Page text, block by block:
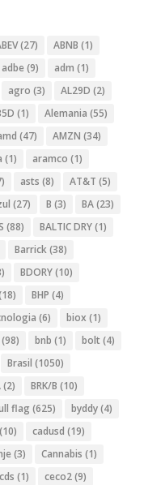
(27) ABNB (1)
adbe (9) adm (1)
agro (3) AL29D (2)
(1) Alemania (55)
(47) AMZN (34)
(1) aramco (1)
asts (8) AT&T (5)
(27) B (3) BA(23)
(88) BALTIC DRY(1)
Barrick(38)
BDORY(10)
BHP (4)
(6) biox (1)
(98) bnb (1) bolt (4)
Brasil (1050)
(2) BRK/B (10)
flag (625) byddy(4)
(10) cadusd (19)
(3) Cannabis (1)
cds (1) ceco2(9)